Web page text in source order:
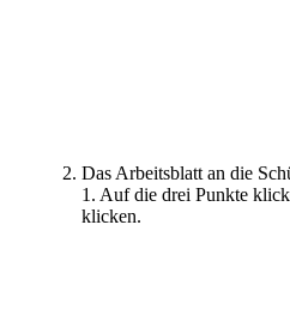
Das Arbeitsblatt an die
1. Auf die drei Punkte
klicken.